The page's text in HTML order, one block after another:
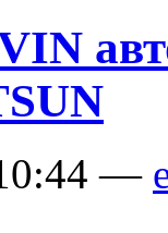
—